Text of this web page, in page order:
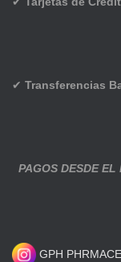
✔ Transferencias
PAGOS DESDE EL
GPH